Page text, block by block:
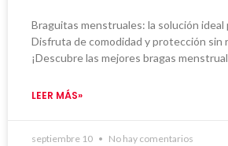
Braguitas menstruales: la solución ideal
Disfruta de comodidad y protección sin
¡Descubre las mejores bragas
LEER MÁS»
septiembre 10 No hay comentarios